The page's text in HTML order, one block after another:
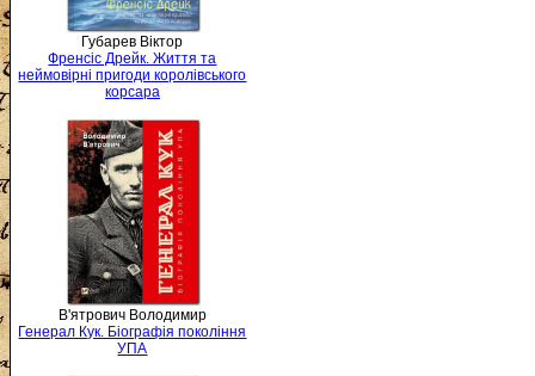
Губарев Віктор
Френсіс Дрейк. Життя та
неймовірні пригоди королівського
корсара
В'ятрович Володимир
Генерал Кук. Біографія покоління
УПА